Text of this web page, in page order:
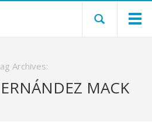
Archives:
MACK